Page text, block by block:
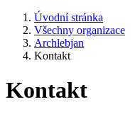
Úvodní stránka
Všechny organizace
Archlebjan
Kontakt
Kontakt